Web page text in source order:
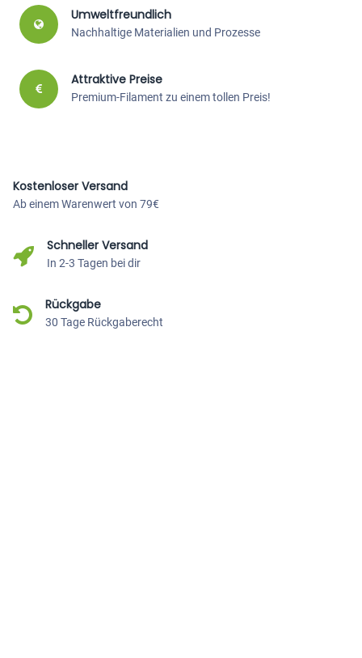
Umweltfreundlich
Nachhaltige Materialien und Prozesse
Attraktive Preise
Premium-Filament zu einem tollen Preis!
Kostenloser Versand
Ab einem Warenwert von 79€
Schneller Versand
In 2-3 Tagen bei dir
Rückgabe
30 Tage Rückgaberecht